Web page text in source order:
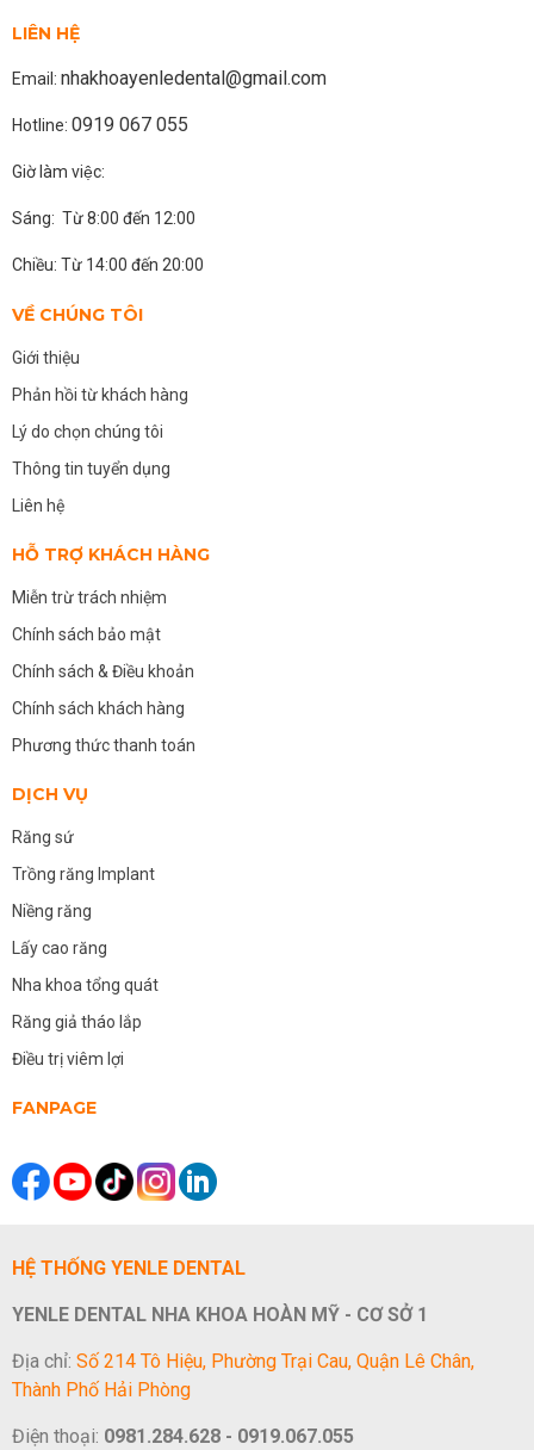
LIÊN HỆ
Email: nhakhoayenledental@gmail.com
Hotline: 0919 067 055
Giờ làm việc:
Sáng: Từ 8:00 đến 12:00
Chiều: Từ 14:00 đến 20:00
VỀ CHÚNG TÔI
Giới thiệu
Phản hồi từ khách hàng
Lý do chọn chúng tôi
Thông tin tuyển dụng
Liên hệ
HỖ TRỢ KHÁCH HÀNG
Miễn trừ trách nhiệm
Chính sách bảo mật
Chính sách & Điều khoản
Chính sách khách hàng
Phương thức thanh toán
DỊCH VỤ
Răng sứ
Trồng răng Implant
Niềng răng
Lấy cao răng
Nha khoa tổng quát
Răng giả tháo lắp
Điều trị viêm lợi
FANPAGE
HỆ THỐNG YENLE DENTAL
YENLE DENTAL NHA KHOA HOÀN MỸ - CƠ SỞ 1
Địa chỉ: Số 214 Tô Hiệu, Phường Trại Cau, Quận Lê Chân,
Thành Phố Hải Phòng
Điện thoại: 0981.284.628 - 0919.067.055